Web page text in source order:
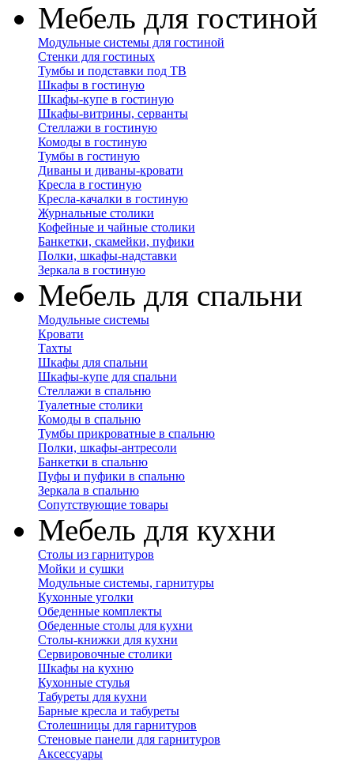
Мебель для гостиной
Модульные системы для гостиной
Стенки для гостиных
Тумбы и подставки под ТВ
Шкафы в гостиную
Шкафы-купе в гостиную
Шкафы-витрины, серванты
Стеллажи в гостиную
Комоды в гостиную
Тумбы в гостиную
Диваны и диваны-кровати
Кресла в гостиную
Кресла-качалки в гостиную
Журнальные столики
Кофейные и чайные столики
Банкетки, скамейки, пуфики
Полки, шкафы-надставки
Зеркала в гостиную
Мебель для спальни
Модульные системы
Кровати
Тахты
Шкафы для спальни
Шкафы-купе для спальни
Стеллажи в спальню
Туалетные столики
Комоды в спальню
Тумбы прикроватные в спальню
Полки, шкафы-антресоли
Банкетки в спальню
Пуфы и пуфики в спальню
Зеркала в спальню
Сопутствующие товары
Мебель для кухни
Столы из гарнитуров
Мойки и сушки
Модульные системы, гарнитуры
Кухонные уголки
Обеденные комплекты
Обеденные столы для кухни
Столы-книжки для кухни
Сервировочные столики
Шкафы на кухню
Кухонные стулья
Табуреты для кухни
Барные кресла и табуреты
Столешницы для гарнитуров
Стеновые панели для гарнитуров
Аксессуары